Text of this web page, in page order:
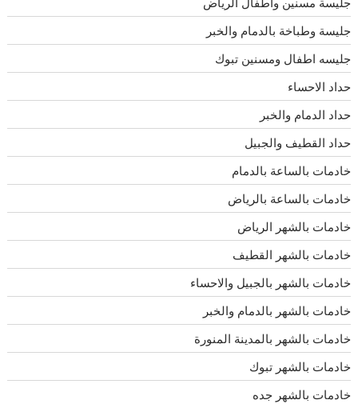
جليسة وطباخة بالدمام والخبر
جليسه اطفال ومسنين تبوك
حداد الاحساء
حداد الدمام والخبر
حداد القطيف والجبيل
خادمات بالساعة بالدمام
خادمات بالساعة بالرياض
خادمات بالشهر الرياض
خادمات بالشهر القطيف
خادمات بالشهر بالجبيل والاحساء
خادمات بالشهر بالدمام والخبر
خادمات بالشهر بالمدينة المنورة
خادمات بالشهر تبوك
خادمات بالشهر جده